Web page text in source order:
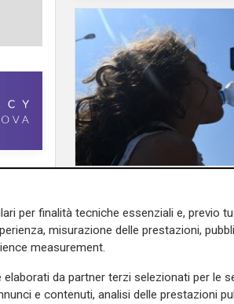
una
il
al
gli
Caldo in Liguria,
anche sabato:
consecutivo
per finalità tecniche essenziali e, previo
misurazione delle prestazioni,
measurement.
da partner terzi selezionati per le
e contenuti, analisi delle prestazioni